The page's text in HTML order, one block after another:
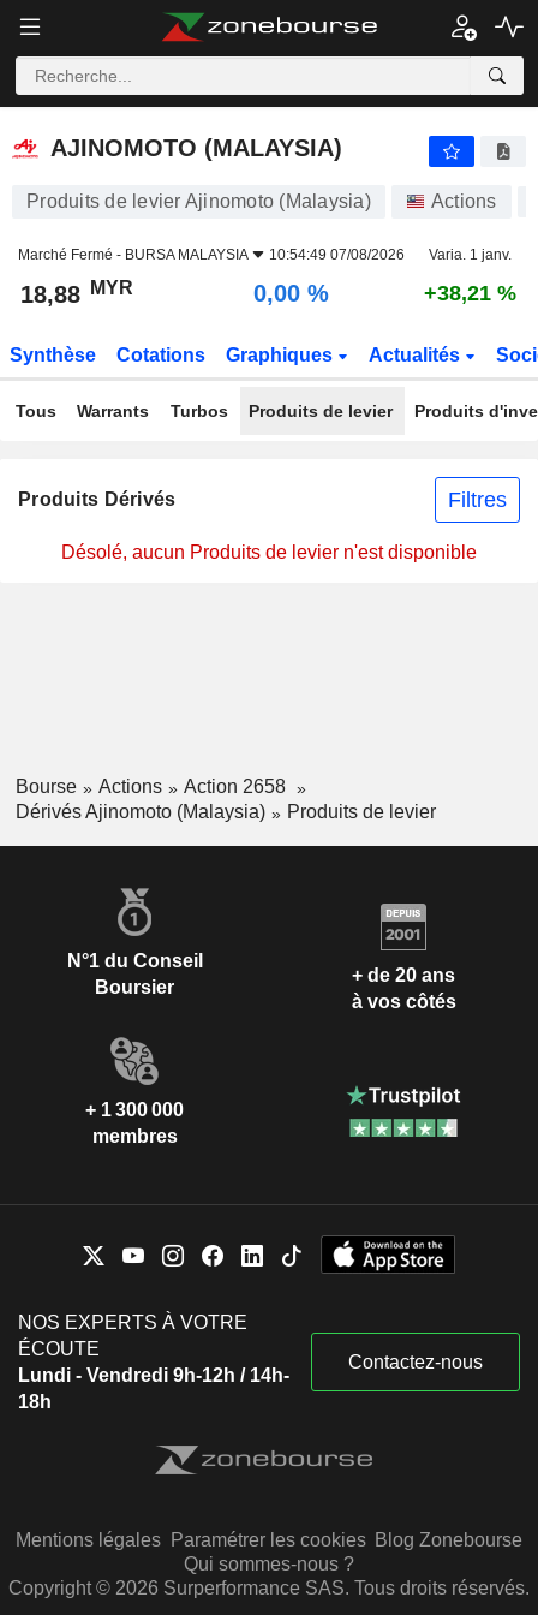
AJINOMOTO (MALAYSIA)
AJINOMOTO (MALAYSIA)
Produits de levier Ajinomoto (Malaysia) Actions
Marché Fermé - BURSA MALAYSIA 10:54:49 07/08/2026 Varia. 1 janv.
18,88 MYR 0,00 % +38,21 %
Synthèse Cotations Graphiques Actualités
Tous Warrants Turbos Produits de levier Produits
Produits Dérivés Filtres
Désolé, aucun Produits de levier n'est disponible
Bourse Actions
Action 2658
Dérivés Ajinomoto (Malaysia)
Produits de levier
N°1 du Conseil
Boursier
+ de 20 ans
à vos côtés
+ 1 300 000
membres
NOS EXPERTS À VOTRE
ÉCOUTE
Lundi - Vendredi 9h-12h / 14h-
18h
Contactez-nous
Mentions légales Paramétrer les cookies Blog Zonebourse
Qui sommes-nous ?
Copyright © 2026 Surperformance SAS. Tous droits réservés.